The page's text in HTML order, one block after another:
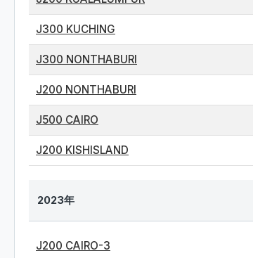
J300 KUCHING
J300 NONTHABURI
J200 NONTHABURI
J500 CAIRO
J200 KISHISLAND
2023年
J200 CAIRO-3